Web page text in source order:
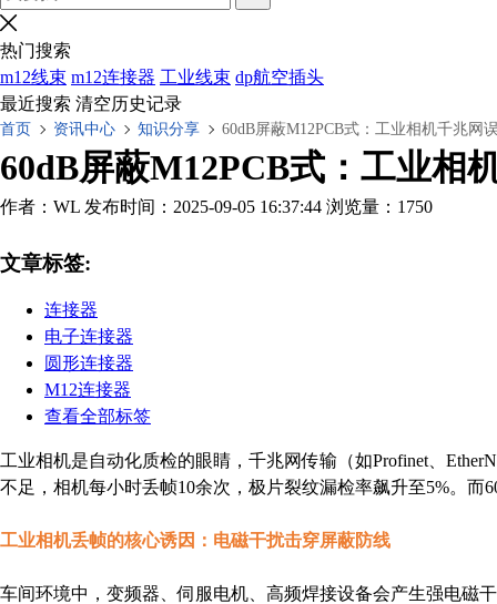
热门搜索
m12线束 m12连接器 工业线束 dp航空插头
最近搜索 清空历史记录
首页 资讯中心 知识分享 60dB屏蔽M12PCB式：工业相机千兆网
60dB屏蔽M12PCB式：工业相
作者：WL 发布时间：2025-09-05 16:37:44 浏览量：1750
文章标签:
连接器
电子连接器
圆形连接器
M12连接器
查看全部标签
工业相机是自动化质检的眼睛，千兆网传输（如Profinet、
不足，相机每小时丢帧10余次，极片裂纹漏检率飙升至5%。而
工业相机丢帧的核心诱因：电磁干扰击穿屏蔽防线
车间环境中，变频器、伺服电机、高频焊接设备会产生强电磁